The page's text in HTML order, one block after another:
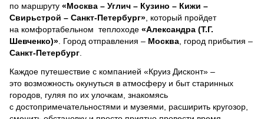
по маршруту «Москва – Углич – Кузино – Кижи –
Свирьстрой – Санкт-Петербург» , который пройдет
на комфортабельном теплоходе «Александра (Т.Г.
Шевченко)» . Город отправления – Москва , город прибытия –
Санкт-Петербург
Каждое путешествие с компанией «Круиз Дисконт» –
это возможность окунуться в атмосферу и быт старинных
городов, гуляя по их улочкам, знакомясь
с достопримечательностями и музеями, расширить кругозор,